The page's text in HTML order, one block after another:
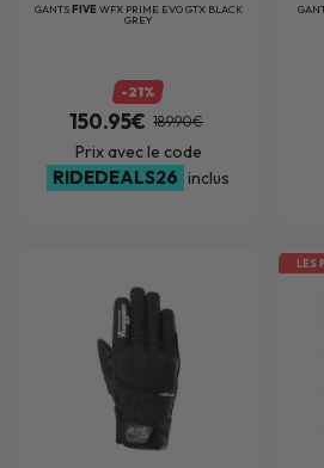
GANTSFIVE WFX PRIME EVO GTX BLACK
GREY
-21%
150.95€ 189.90€
Prix avec le code
RIDEDEALS26 inclus
LES